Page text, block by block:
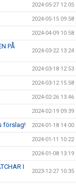
2024-05-27 12:05
2024-05-15 09:58
2024-04-09 10:58
PÅ
2024-03-22 13:24
2024-03-18 12:53
2024-03-12 15:58
2024-02-26 13:46
2024-02-19 09:39
förslag! 2024-01-18 14:00
2024-01-11 10:22
2024-01-08 13:19
I
2023-12-27 10:35